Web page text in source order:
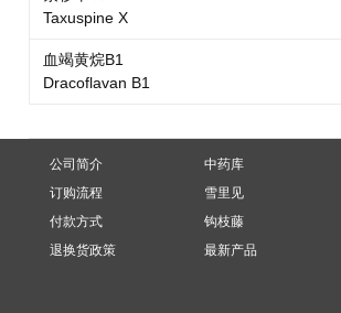
Taxuspine X
血竭黄烷B1
Dracoflavan B1
公司简介
订购流程
付款方式
退换货政策
中药库
雪里见
钩枝藤
最新产品